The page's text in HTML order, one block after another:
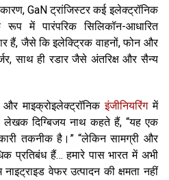
GaN ट्रांजिस्टर कई इलेक्ट्रॉनिक
में पारंपरिक सिलिकॉन-आधारित
हैं, जैसे कि इलेक्ट्रिक वाहनों, फोन और
साथ ही रडार जैसे अंतरिक्ष और सैन्य
माइक्रोइलेक्ट्रॉनिकइंजीनियरिंगमें
लेखक दिग्बिजय नाथ कहते हैं, “यह एक
तकनीक है।” “लेकिन सामग्री और
प्रतिबंध हैं… हमारे पास भारत में अभी
वेफर उत्पादन की क्षमता नहीं